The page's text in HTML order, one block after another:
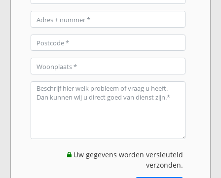
Uw gegevens worden versleuteld
verzonden.